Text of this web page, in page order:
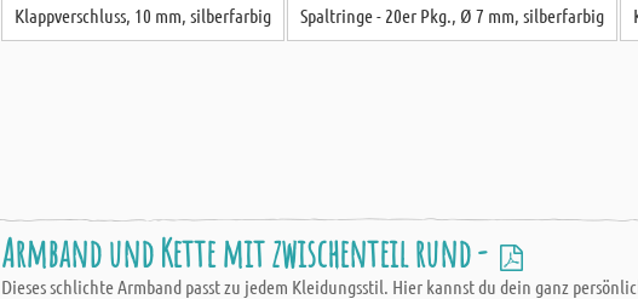
Klappverschluss, 10 mm, silberfarbig Spaltringe - 20er Pkg., Ø 7 mm, silberfarbig
Armband und Kette mit zwischenteil rund -
Dieses schlichte Armband passt zu jedem Kleidungsstil. Hier kannst du dein ganz